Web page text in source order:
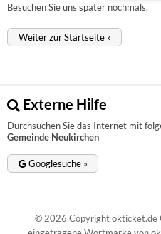
Besuchen Sie uns später nochmals.
Weiter zur Startseite »
Externe Hilfe
Durchsuchen Sie das Internet mit
Gemeinde Neukirchen
Googlesuche »
© 2026 Copyright